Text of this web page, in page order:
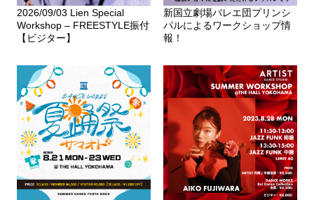
2026/09/03 Lien Special
Workshop – FREESTYLE振付
【ビジター】
新国立劇場バレエ団プリンシ
パルによるワークショップ情
報！